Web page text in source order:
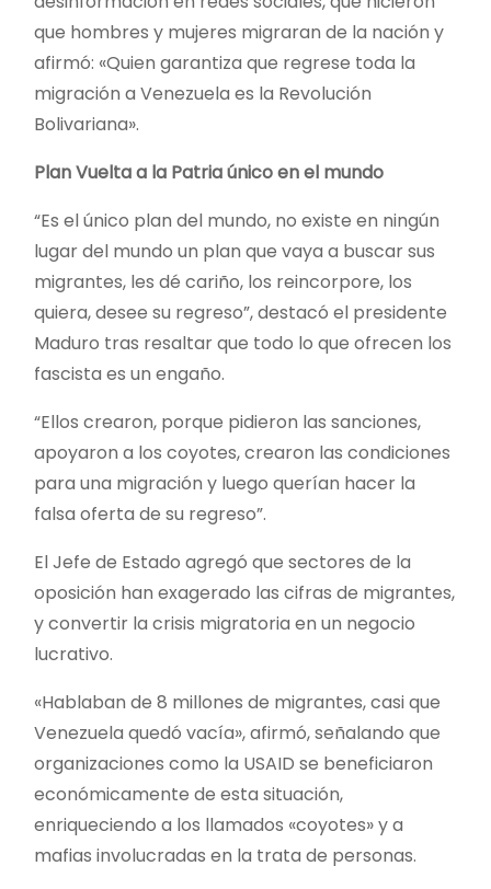
que hombres y mujeres migraran de la nación y
afirmó: «Quien garantiza que regrese toda la
migración a Venezuela es la Revolución
Bolivariana».
Plan Vuelta a la Patria único en el mundo
“Es el único plan del mundo, no existe en ningún
lugar del mundo un plan que vaya a buscar sus
migrantes, les dé cariño, los reincorpore, los
quiera, desee su regreso”, destacó el presidente
Maduro tras resaltar que todo lo que ofrecen los
fascista es un engaño.
“Ellos crearon, porque pidieron las sanciones,
apoyaron a los coyotes, crearon las condiciones
para una migración y luego querían hacer la
falsa oferta de su regreso”.
El Jefe de Estado agregó que sectores de la
oposición han exagerado las cifras de migrantes,
y convertir la crisis migratoria en un negocio
lucrativo.
«Hablaban de 8 millones de migrantes, casi que
Venezuela quedó vacía», afirmó, señalando que
organizaciones como la USAID se beneficiaron
económicamente de esta situación,
enriqueciendo a los llamados «coyotes» y a
mafias involucradas en la trata de personas.